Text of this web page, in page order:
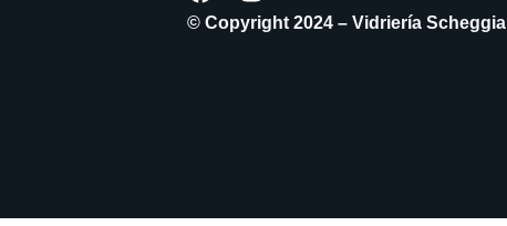
© Copyright 2024 – Vidriería Scheggia